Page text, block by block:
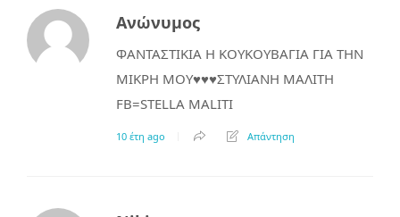
Ανώνυμος
ΦΑΝΤΑΣΤΙΚΙΑ Η ΚΟΥΚΟΥΒΑΓΙΑ ΓΙΑ ΤΗΝ
ΜΙΚΡΗ ΜΟΥ♥♥♥ΣΤΥΛΙΑΝΗ ΜΑΛΙΤΗ
FB=STELLA MALITI
10 έτη ago Απάντηση